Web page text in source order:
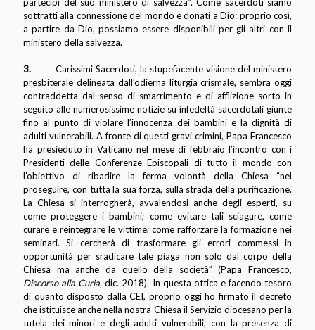
sottratti alla connessione del mondo e donati a Dio: proprio così,
a partire da Dio, possiamo essere disponibili per gli altri con il
ministero della salvezza.
3. Carissimi Sacerdoti, la stupefacente visione del ministero
presbiterale delineata dall’odierna liturgia crismale, sembra oggi
contraddetta dal senso di smarrimento e di afflizione sorto in
seguito alle numerosissime notizie su infedeltà sacerdotali giunte
fino al punto di violare l’innocenza dei bambini e la dignità di
adulti vulnerabili. A fronte di questi gravi crimini, Papa Francesco
ha presieduto in Vaticano nel mese di febbraio l’incontro con i
Presidenti delle Conferenze Episcopali di tutto il mondo con
l’obiettivo di ribadire la ferma volontà della Chiesa “nel
proseguire, con tutta la sua forza, sulla strada della purificazione.
La Chiesa si interrogherà, avvalendosi anche degli esperti, su
come proteggere i bambini; come evitare tali sciagure, come
curare e reintegrare le vittime; come rafforzare la formazione nei
seminari. Si cercherà di trasformare gli errori commessi in
opportunità per sradicare tale piaga non solo dal corpo della
Chiesa ma anche da quello della società” (Papa Francesco,
Discorso alla Curia, dic. 2018). In questa ottica e facendo tesoro
di quanto disposto dalla CEI, proprio oggi ho firmato il decreto
che istituisce anche nella nostra Chiesa il Servizio diocesano per la
tutela dei minori e degli adulti vulnerabili, con la presenza di